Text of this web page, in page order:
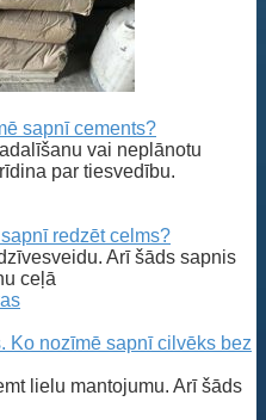
sapnī cements?
vai neplānotu
par tiesvedību.
redzēt celms?
Arī šāds sapnis
ceļā
Ko nozīmē sapnī cilvēks bez
lielu mantojumu. Arī šāds